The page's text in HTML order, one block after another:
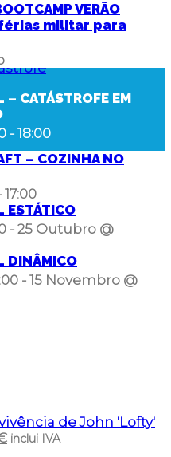
VERÃO
militar para
– CATÁSTROFE EM
- 18:00
– COZINHA NO
17:00
ESTÁTICO
- 25 Outubro @
DINÂMICO
- 15 Novembro @
de John 'Lofty'
inclui IVA